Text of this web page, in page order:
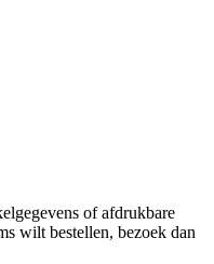
of afdrukbare
wilt bestellen, bezoek dan